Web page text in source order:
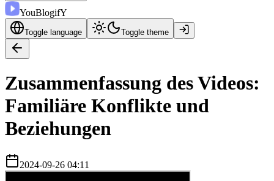
YouBlogifY
Toggle language Toggle theme
Zusammenfassung des Videos:
Familiäre Konflikte und
Beziehungen
2024-09-26 04:11